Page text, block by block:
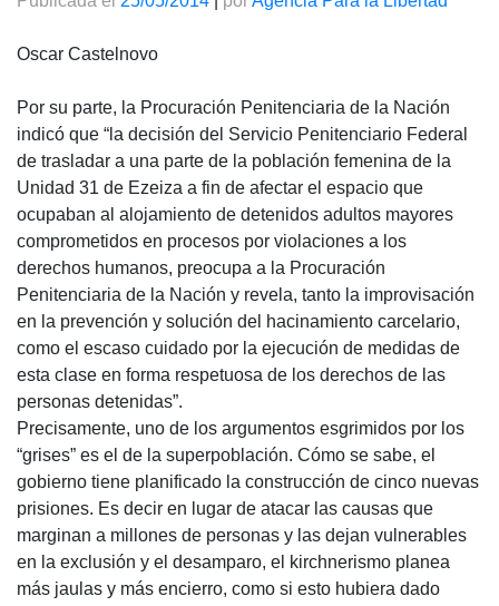
Oscar Castelnovo
Por su parte, la Procuración Penitenciaria de la Nación
indicó que “la decisión del Servicio Penitenciario Federal
de trasladar a una parte de la población femenina de la
Unidad 31 de Ezeiza a fin de afectar el espacio que
ocupaban al alojamiento de detenidos adultos mayores
comprometidos en procesos por violaciones a los
derechos humanos, preocupa a la Procuración
Penitenciaria de la Nación y revela, tanto la improvisación
en la prevención y solución del hacinamiento carcelario,
como el escaso cuidado por la ejecución de medidas de
esta clase en forma respetuosa de los derechos de las
personas detenidas”.
Precisamente, uno de los argumentos esgrimidos por los
“grises” es el de la superpoblación. Cómo se sabe, el
gobierno tiene planificado la construcción de cinco nuevas
prisiones. Es decir en lugar de atacar las causas que
marginan a millones de personas y las dejan vulnerables
en la exclusión y el desamparo, el kirchnerismo planea
más jaulas y más encierro, como si esto hubiera dado